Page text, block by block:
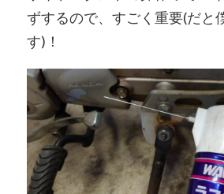
ずするので、すごく重要(だと
す)！